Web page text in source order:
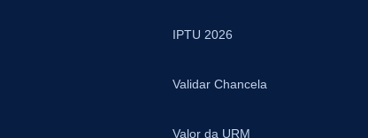
IPTU 2026
Validar Chancela
Valor da URM